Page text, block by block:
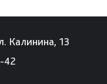
Калинина, 13
42